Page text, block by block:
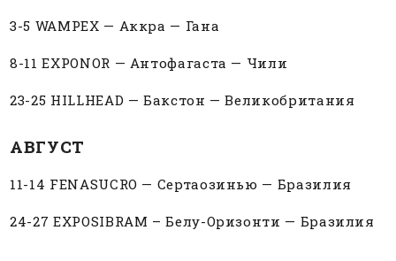
3-5 WAMPEX — Аккра — Гана
8-11 EXPONOR — Антофагаста — Чили
23-25 HILLHEAD — Бакстон — Великобритания
АВГУСТ
11-14 FENASUCRO — Сертаозинью — Бразилия
24-27 EXPOSIBRAM – Белу-Оризонти — Бразилия